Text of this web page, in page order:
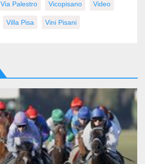
Via Palestro Vicopisano Video
Villa Pisa Vini Pisani